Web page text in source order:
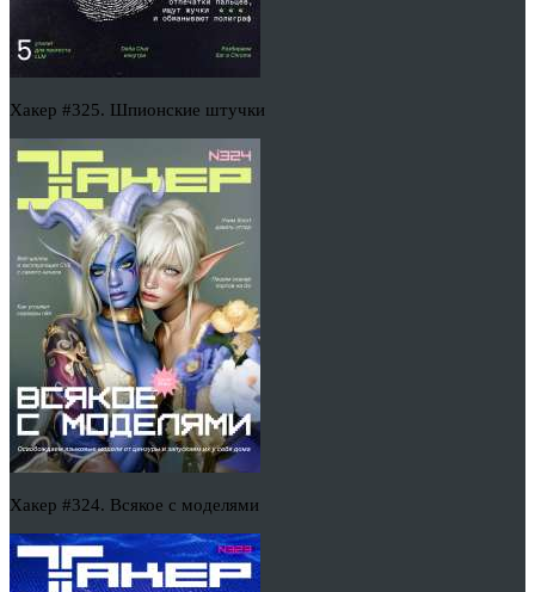
Хакер #325. Шпионские штучки
Хакер #324. Всякое с моделями